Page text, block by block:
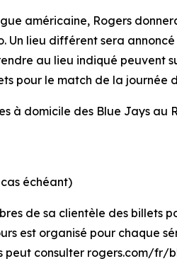
américaine, Rogers
Un lieu différent sera
au lieu indiqué
pour le match de la journée
à domicile des Blue Jays
échéant)
de sa clientèle des billets
est organisé pour chaque
peut consulter rogers.com/